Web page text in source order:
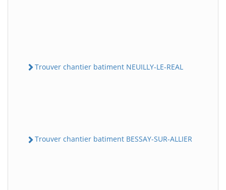
Trouver chantier batiment NEUILLY-LE-REAL
Trouver chantier batiment BESSAY-SUR-ALLIER